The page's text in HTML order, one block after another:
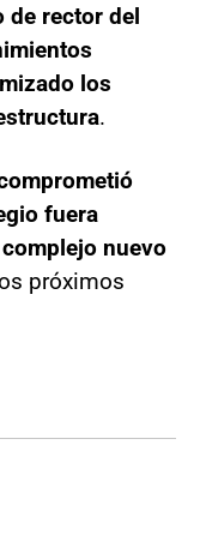
de rector del
los
.
fuera
nuevo
próximos